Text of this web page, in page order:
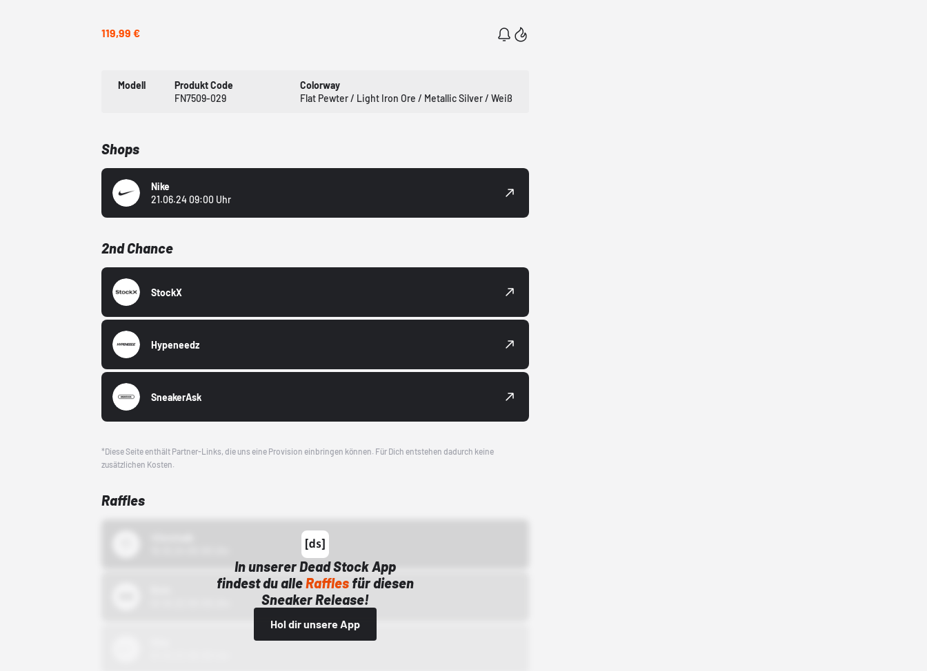
119,99 €
Modell
Produkt Code
FN7509-029
Colorway
Flat Pewter / Light Iron Ore / Metallic Silver / Weiß
Shops
Nike
21.06.24 09:00 Uhr
2nd Chance
StockX
Hypeneedz
SneakerAsk
*Diese Seite enthält Partner-Links, die uns eine Provision einbringen können. Für Dich entstehen dadurch keine
zusätzlichen Kosten.
Raffles
In unserer Dead Stock App
findest du alleRaffles für diesen
Sneaker Release!
Hol dir unsere App